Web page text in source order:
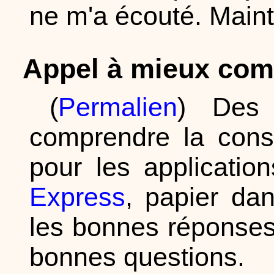
ne m'a écouté.
Appel à mieux
(Permalien) Des
comprendre la
pour les
Express, papier
les bonnes
bonnes questions.